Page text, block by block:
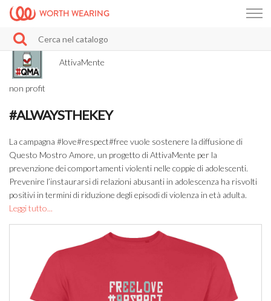
WORTH WEARING
AttivaMente
non profit
#ALWAYSTHEKEY
La campagna #love#respect#free vuole sostenere la diffusione di
Questo Mostro Amore, un progetto di AttivaMente per la
prevenzione dei comportamenti violenti nelle coppie di adolescenti.
Prevenire l’instaurarsi di relazioni abusanti in adolescenza ha risvolti
positivi in termini di riduzione degli episodi di violenza in età adulta.
Leggi tutto...